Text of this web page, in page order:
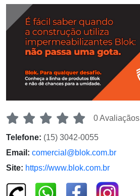
0 Avaliaçãos
Telefone: (15) 3042-0055
Email: comercial@blok.com.br
Site: https://www.blok.com.br